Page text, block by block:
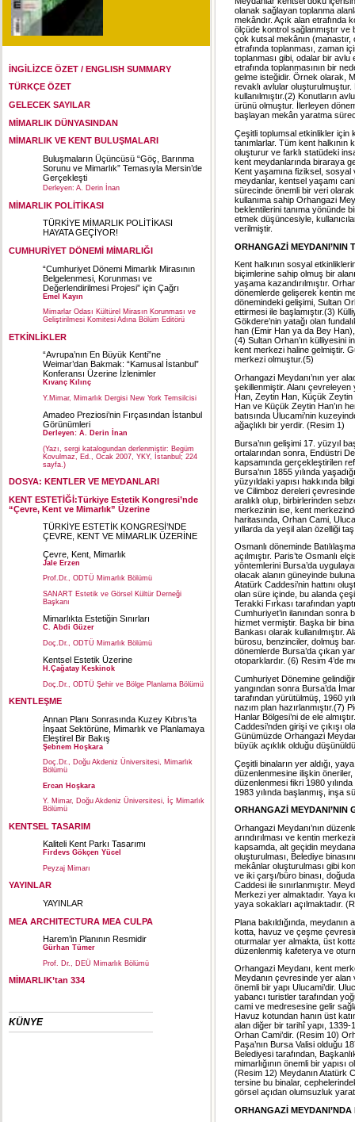
İNGİLİZCE ÖZET / ENGLISH SUMMARY
TÜRKÇE ÖZET
GELECEK SAYILAR
MİMARLIK DÜNYASINDAN
MİMARLIK VE KENT BULUŞMALARI
Buluşmaların Üçüncüsü “Göç, Barınma
Sorunu ve Mimarlık” Temasıyla Mersin’de
Gerçekleşti
Derleyen: A. Derin İnan
MİMARLIK POLİTİKASI
TÜRKİYE MİMARLIK POLİTİKASI
HAYATA GEÇİYOR!
CUMHURİYET DÖNEMİ MİMARLIĞI
“Cumhuriyet Dönemi Mimarlık Mirasının
Belgelenmesi, Korunması ve
Değerlendirilmesi Projesi” için Çağrı
Emel Kayın
Mimarlar Odası Kültürel Mirasın Korunması ve
Geliştirilmesi Komitesi Adına Bölüm Editörü
ETKİNLİKLER
“Avrupa’nın En Büyük Kenti”ne
Weimar’dan Bakmak: “Kamusal İstanbul”
Konferansı Üzerine İzlenimler
Kıvanç Kılınç
Y.Mimar, Mimarlık Dergisi New York Temsilcisi
Amadeo Preziosi’nin Fırçasından İstanbul
Görünümleri
Derleyen: A. Derin İnan
(Yazı, sergi katalogundan derlenmiştir: Begüm
Kovulmaz, Ed., Ocak 2007, YKY, İstanbul; 224
sayfa.)
DOSYA: KENTLER VE MEYDANLARI
KENT ESTETİĞİ:Türkiye Estetik Kongresi’nde
“Çevre, Kent ve Mimarlık” Üzerine
TÜRKİYE ESTETİK KONGRESİ’NDE
ÇEVRE, KENT VE MİMARLIK ÜZERİNE
Çevre, Kent, Mimarlık
Jale Erzen
Prof.Dr., ODTÜ Mimarlık Bölümü
SANART Estetik ve Görsel Kültür Derneği
Başkanı
Mimarlıkta Estetiğin Sınırları
C. Abdi Güzer
Doç.Dr., ODTÜ Mimarlık Bölümü
Kentsel Estetik Üzerine
H.Çağatay Keskinok
Doç.Dr., ODTÜ Şehir ve Bölge Planlama Bölümü
KENTLEŞME
Annan Planı Sonrasında Kuzey Kıbrıs’ta
İnşaat Sektörüne, Mimarlık ve Planlamaya
Eleştirel Bir Bakış
Şebnem Hoşkara
Doç.Dr., Doğu Akdeniz Üniversitesi, Mimarlık
Bölümü
Ercan Hoşkara
Y. Mimar, Doğu Akdeniz Üniversitesi, İç Mimarlık
Bölümü
KENTSEL TASARIM
Kaliteli Kent Parkı Tasarımı
Firdevs Gökçen Yücel
Peyzaj Mimarı
YAYINLAR
YAYINLAR
MEA ARCHITECTURA MEA CULPA
Harem’in Planının Resmidir
Gürhan Tümer
Prof. Dr., DEÜ Mimarlık Bölümü
MİMARLIK’tan 334
KÜNYE
olanak sağlayan toplanma
mekândır. Açık alan
ölçüde kontrol sağlanmıştır
çok kutsal mekânın (manastır,
etrafında toplanması, zaman
toplanması gibi, odalar bir avlu
etrafında toplanmasının bir
gelme isteğidir. Örnek olarak,
revaklı avlular
kullanılmıştır.(2) Konutların
ürünü olmuştur. İlerleyen
başlayan mekân yaratma
Çeşitli toplumsal etkinlikler için
tanımlarlar. Tüm kent halkının
oluşturur ve farklı statüdeki
kent meydanlarında biraraya
Kent yaşamına fiziksel, sosyal
meydanlar, kentsel yaşamı
sürecinde önemli bir veri
kullanıma sahip Orhangazi
beklentilerini tanıma yönünde
etmek düşüncesiyle,
verilmiştir.
ORHANGAZİ MEYDANI’NIN
Kent halkının sosyal
biçimlerine sahip olmuş bir
yaşama kazandırılmıştır.
dönemlerde gelişerek kentin
dönemindeki gelişimi, Sultan
ettirmesi ile başlamıştır.(3)
Gökdere’nin yatağı olan
han (Emir Han ya da Bey
(4) Sultan Orhan’ın külliyesini
kent merkezi haline gelmiştir.
merkezi olmuştur.(5)
Orhangazi Meydanı’nın yer
şekillenmiştir. Alanı
Han, Zeytin Han, Küçük Zeytin
Han ve Küçük Zeytin Han’ın
batısında Ulucami’nin
ağaçlıklı bir yerdir. (Resim 1)
Bursa’nın gelişimi 17. yüzyıl
ortalarından sonra, Endüstri
kapsamında gerçekleştirilen
Bursa’nın 1855 yılında
yüzyıldaki yapısı hakkında
ve Cilimboz dereleri
aralıklı olup, birbirlerinden
merkezinin ise, kent
haritasında, Orhan Cami,
yıllarda da yeşil alan özelliği
Osmanlı döneminde
açılmıştır. Paris’te Osmanlı
yöntemlerini Bursa’da
olacak alanın güneyinde
Atatürk Caddesi’nin hattını
olan süre içinde, bu alanda
Terakki Fırkası tarafından
Cumhuriyet’in ilanından sonra
hizmet vermiştir. Başka bir
Bankası olarak kullanılmıştır.
bürosu, benzinciler, dolmuş
dönemlerde Bursa’da çıkan
otoparklardır. (6) Resim 4’de
Cumhuriyet Dönemine
yangından sonra Bursa’da
tarafından yürütülmüş, 1960
nazım plan hazırlanmıştır.(7)
Hanlar Bölgesi’ni de ele
Caddesi’nden girişi ve çıkışı
Günümüzde Orhangazi
büyük açıklık olduğu
Çeşitli binaların yer aldığı,
düzenlenmesine ilişkin öneriler,
düzenlenmesi fikri 1980
1983 yılında başlanmış, inşa
ORHANGAZİ MEYDANI’NIN
Orhangazi Meydanı’nın
arındırılması ve kentin
kapsamda, alt geçidin
oluşturulması, Belediye
mekânlar oluşturulması gibi
ve iki çarşı/büro binası,
Caddesi ile sınırlanmıştır.
Merkezi yer almaktadır. Yaya
yaya sokakları açılmaktadır.
Plana bakıldığında,
kotta, havuz ve çeşme
oturmalar yer almakta, üst
düzenlenmiş kafeterya ve
Orhangazi Meydanı, kent
Meydanın çevresinde yer alan
önemli bir yapı Ulucami’dir.
yabancı turistler tarafından
cami ve medresesine gelir
Havuz kotundan hanın üst
alan diğer bir tarihî yapı, 1339-
Orhan Cami’dir. (Resim 10)
Paşa’nın Bursa Valisi olduğu
Belediyesi tarafından,
mimarlığının önemli bir
(Resim 12) Meydanın Atatürk
tersine bu binalar,
görsel açıdan olumsuzluk
ORHANGAZİ